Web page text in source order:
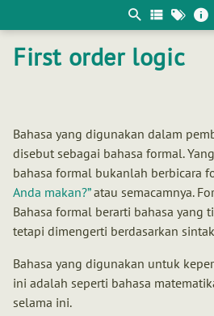
First order logic
Bahasa yang digunakan dalam
disebut sebagai bahasa formal.
bahasa formal bukanlah berbicara
Anda makan? atau semacamnya.
Bahasa formal berarti bahasa yang
tetapi dimengerti berdasarkan
Bahasa yang digunakan untuk
ini adalah seperti bahasa
selama ini.
matematis